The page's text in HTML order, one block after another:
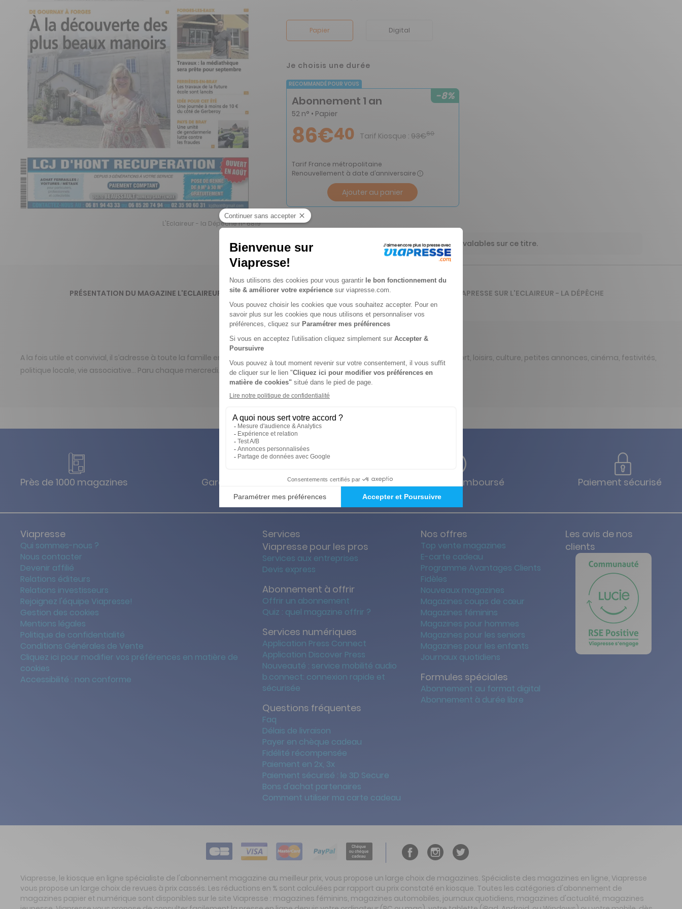
L'Eclaireur - la Dépêche n° 6819
Papier Digital
Je choisis une durée
RECOMMANDÉ POUR VOUS
-8%
Abonnement 1 an
52 n° • Papier
86€40 Tarif Kiosque : 93€60
Tarif France métropolitaine
Renouvellement à date d’anniversaire
Ajouter au panier
ℹ️Note : les codes promotionnels ne sont pas valables sur ce titre.
PRÉSENTATION DU MAGAZINE L'ECLAIREUR - LA DÉPÊCHE
A la fois utile et convivial, il s’adresse à toute la famille en traitant l’actualité des communes de votre région : faits divers, sport, loisirs, culture, petites annonces, cinéma, festivités,
politique locale, vie associative… Paru chaque mercredi.
L'AVIS DE VIAPRESSE SUR L'ECLAIREUR - LA DÉPÊCHE
Près de 1000 magazines Garanties des prix les + bas Satisfait ou remboursé Paiement sécurisé
Viapresse
Qui sommes-nous ?
Nous contacter
Devenir affilié
Relations éditeurs
Relations investisseurs
Rejoignez l'équipe Viapresse!
Gestion des cookies
Mentions légales
Politique de confidentialité
Conditions Générales de Vente
Cliquez ici pour modifier vos préférences en matière de
cookies
Accessibilité : non conforme
Services
Viapresse pour les pros
Services aux entreprises
Devis express
Abonnement à offrir
Offrir un abonnement
Quiz : quel magazine offrir ?
Services numériques
Application Press Connect
Application Discover Press
Nouveauté : service mobilité audio
b.connect: connexion rapide et
sécurisée
Questions fréquentes
Faq
Délais de livraison
Payer en chèque cadeau
Fidélité récompensée
Paiement en 2x, 3x
Paiement sécurisé : le 3D Secure
Bons d'achat partenaires
Comment utiliser ma carte cadeau
Nos offres
Top vente magazines
E-carte cadeau
Programme Avantages Clients
Fidèles
Nouveaux magazines
Magazines coups de cœur
Magazines féminins
Magazines pour hommes
Magazines pour les seniors
Magazines pour les enfants
Journaux quotidiens
Formules spéciales
Abonnement au format digital
Abonnement à durée libre
Les avis de nos
clients
Viapresse, le kiosque en ligne spécialiste de l'abonnement magazine au meilleur prix, vous propose un large choix de magazines. Spécialiste des magazines en ligne, Viapresse
vous propose un large choix de revues à prix cassés. Les réductions en % sont calculées par rapport au prix constaté en kiosque. Toutes les catégories d'abonnement de
magazines papier et numérique sont disponibles sur le site Viapresse : magazines féminins, magazines automobiles, journaux quotidiens, magazines d'actualité, magazines